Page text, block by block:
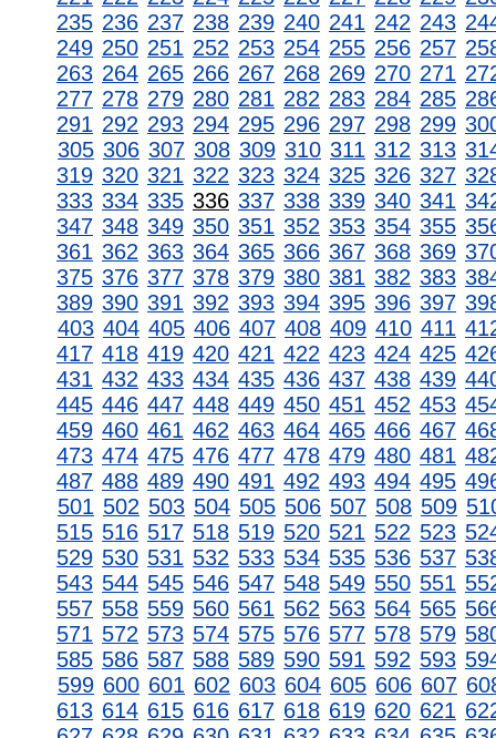
235 236 237 238 239 240 241 242 243
249 250 251 252 253 254 255 256 257
263 264 265 266 267 268 269 270 271
277 278 279 280 281 282 283 284 285
291 292 293 294 295 296 297 298 299
305 306 307 308 309 310 311 312 313
319 320 321 322 323 324 325 326 327
333 334 335 336 337 338 339 340 341
347 348 349 350 351 352 353 354 355
361 362 363 364 365 366 367 368 369
375 376 377 378 379 380 381 382 383
389 390 391 392 393 394 395 396 397
403 404 405 406 407 408 409 410 411
417 418 419 420 421 422 423 424 425
431 432 433 434 435 436 437 438 439
445 446 447 448 449 450 451 452 453
459 460 461 462 463 464 465 466 467
473 474 475 476 477 478 479 480 481
487 488 489 490 491 492 493 494 495
501 502 503 504 505 506 507 508 509
515 516 517 518 519 520 521 522 523
529 530 531 532 533 534 535 536 537
543 544 545 546 547 548 549 550 551
557 558 559 560 561 562 563 564 565
571 572 573 574 575 576 577 578 579
585 586 587 588 589 590 591 592 593
599 600 601 602 603 604 605 606 607
613 614 615 616 617 618 619 620 621